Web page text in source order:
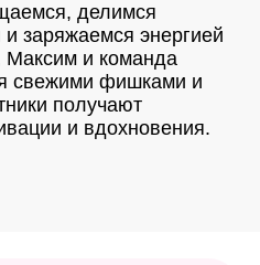
делимся
заряжаемся энергией
Максим и команда
свежими фишками и
получают
и вдохновения.